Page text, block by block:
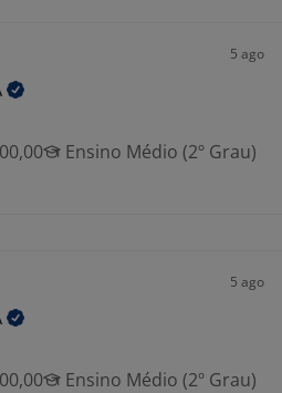
5 ago
Ensino Médio (2º Grau)
5 ago
Ensino Médio (2º Grau)